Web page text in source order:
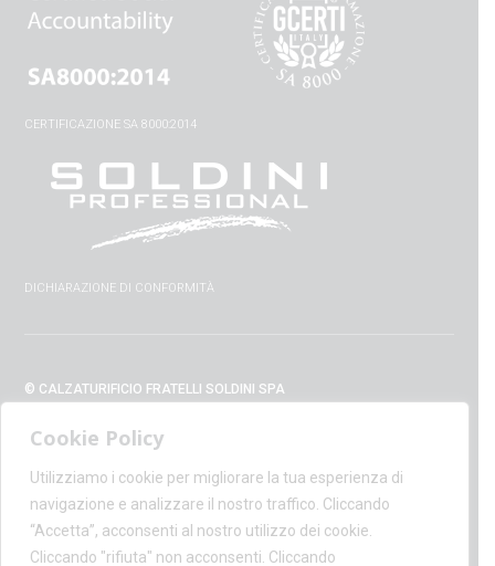
Cookie Policy
Utilizziamo i cookie per migliorare la tua esperienza di
navigazione e analizzare il nostro traffico. Cliccando
“Accetta”, acconsenti al nostro utilizzo dei cookie.
Cliccando "rifiuta" non acconsenti. Cliccando
CERTIFICAZIONE SA 8000:2014
DICHIARAZIONE DI CONFORMITÀ
© CALZATURIFICIO FRATELLI SOLDINI SPA
+39 0575 428129 - FAX +39 0575 420254
SUPPORT@CALZATURIFICIOSOLDINI.IT
AMMINISTRAZIONE@PEC.CALZATURIFICIOSOLDINI.COM
P.IVA IT00100020510 - REA AR19984
CAPITALE SOCIALE € 1,170,800.00